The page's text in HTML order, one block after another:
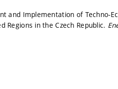
and Implementation of Techno-
Regions in the Czech Republic.